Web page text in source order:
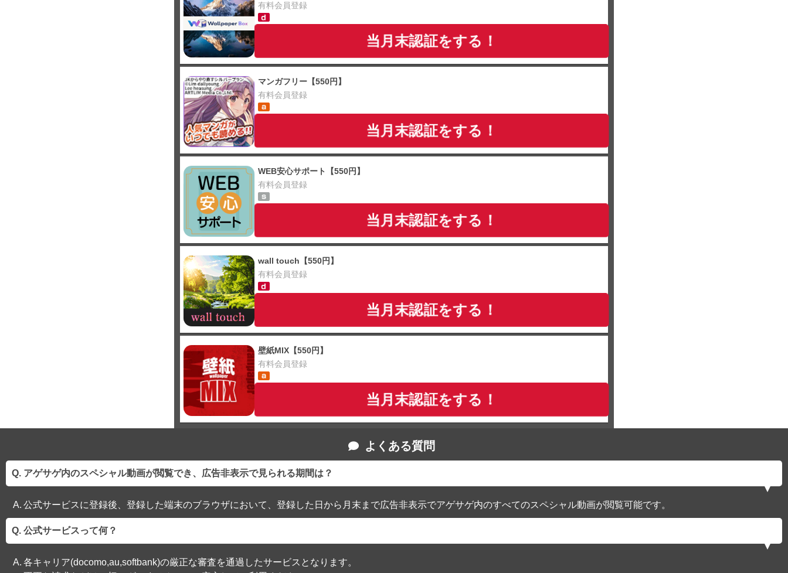
有料会員登録
当月末認証をする！
マンガフリー【550円】
有料会員登録
当月末認証をする！
WEB安心サポート【550円】
有料会員登録
当月末認証をする！
wall touch【550円】
有料会員登録
当月末認証をする！
壁紙MIX【550円】
有料会員登録
当月末認証をする！
よくある質問
アゲサゲ内のスペシャル動画が閲覧でき、広告非表示で見られる期間は？
公式サービスに登録後、登録した端末のブラウザにおいて、登録した日から月末まで広告非表示でアゲサゲ内のすべてのスペシャル動画が閲覧可能です。
公式サービスって何？
各キャリア(docomo,au,softbank)の厳正な審査を通過したサービスとなります。